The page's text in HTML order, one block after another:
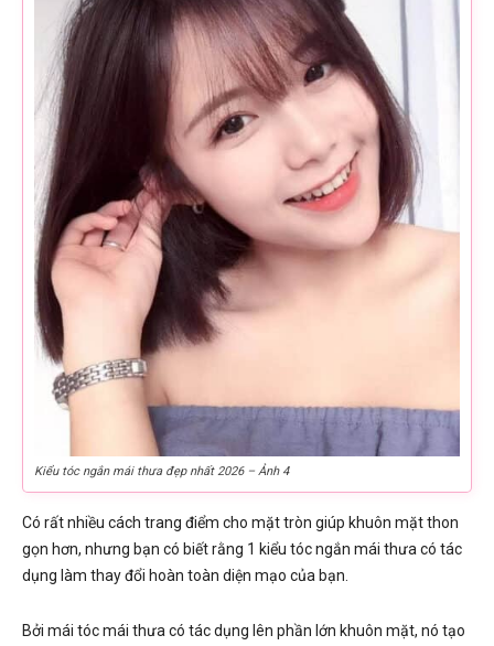
Kiểu tóc ngắn mái thưa đẹp nhất 2026 – Ảnh 4
Có rất nhiều cách trang điểm cho mặt tròn giúp khuôn mặt thon
gọn hơn, nhưng bạn có biết rằng 1 kiểu tóc ngắn mái thưa có tác
dụng làm thay đổi hoàn toàn diện mạo của bạn.
Bởi mái tóc mái thưa có tác dụng lên phần lớn khuôn mặt, nó tạo